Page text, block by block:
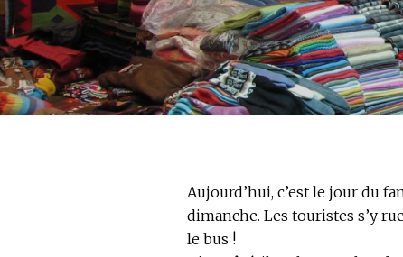
Aujourd’hui, c’est le jour du
dimanche. Les touristes s’y
le bus !